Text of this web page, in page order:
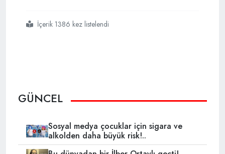
#saadet
#partisi
#içinde
#6lı
#masa
#tartışması
#alınan
#karar
#milli
#görüşçüleri
#bağlamaz
İçerik 1386 kez listelendi
GÜNCEL
Sosyal medya çocuklar için sigara ve
alkolden daha büyük risk!..